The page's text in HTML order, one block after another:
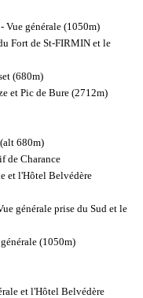
générale (1050m)
Fort de St-FIRMIN et le
(680m)
et Pic de Bure (2712m)
680m)
de Charance
et l'Hôtel Belvédère
générale prise du Sud et le
(1050m)
et l'Hôtel Belvédère